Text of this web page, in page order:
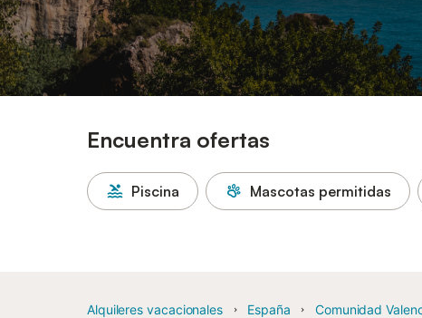
Encuentra ofertas
Piscina Mascotas permitidas
Alquileres vacacionales España Comunidad